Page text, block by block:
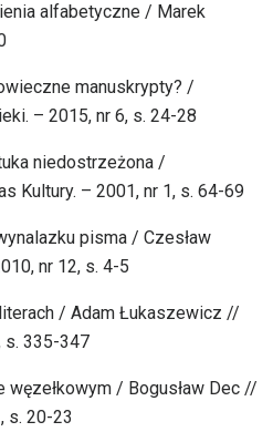
alfabetyczne / Marek
manuskrypty? /
– 2015, nr 6, s. 24-28
niedostrzeżona /
Kultury. – 2001, nr 1, s. 64-69
pisma / Czesław
nr 12, s. 4-5
/ Adam Łukaszewicz //
s. 335-347
węzełkowym / Bogusław Dec //
s. 20-23